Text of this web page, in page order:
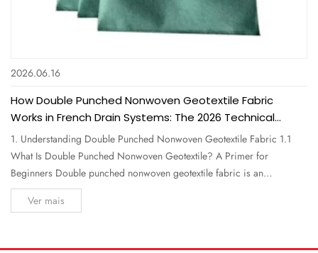
2026.06.16
How Double Punched Nonwoven Geotextile Fabric
Works in French Drain Systems: The 2026 Technical
Guide for Professionals
1. Understanding Double Punched Nonwoven Geotextile Fabric 1.1
What Is Double Punched Nonwoven Geotextile? A Primer for
Beginners Double punched nonwoven geotextile fabric is an
engineered textile made from polypropylene or polyester staple fibers
that are mechanically bonded through two sequential needle-punching
Ver mais